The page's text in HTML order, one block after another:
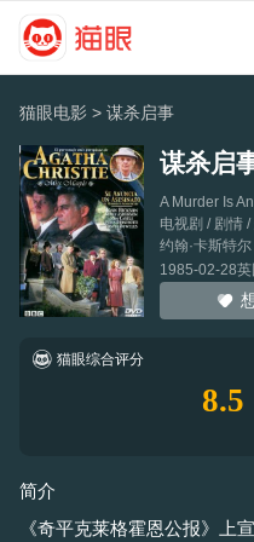
猫眼电影 >谋杀启事
谋杀启
A Murder Is
电视剧 / 剧情
约翰·卡斯特尔
1985-02-28
猫眼综合评分
8.5
简介
《奇平克莱格霍恩公报》上